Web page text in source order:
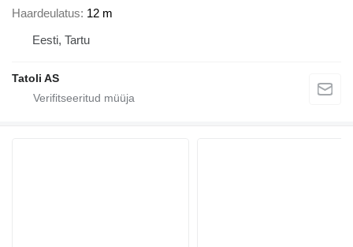
Haardeulatus 12 m
Eesti, Tartu
Tatoli AS